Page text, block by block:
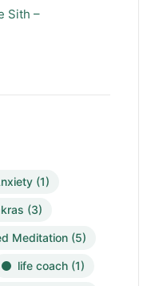
Sith –
(1)
(3)
Meditation (5)
life coach (1)